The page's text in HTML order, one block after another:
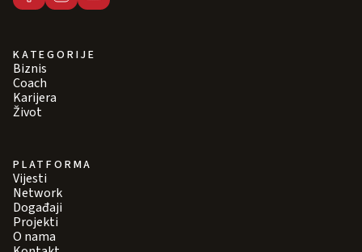
KATEGORIJE
Biznis
Coach
Karijera
Život
PLATFORMA
Vijesti
Network
Događaji
Projekti
O nama